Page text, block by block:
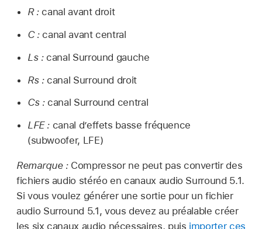
R :canal avant droit
C :canal avant central
Ls :canal Surround gauche
Rs :canal Surround droit
Cs :canal Surround central
LFE : canal d’effets basse fréquence
(subwoofer, LFE)
Remarque : Compressor ne peut pas convertir des
fichiers audio stéréo en canaux audio Surround 5.1.
Si vous voulez générer une sortie pour un fichier
audio Surround 5.1, vous devez au préalable créer
les six canaux audio nécessaires, puis importer ces